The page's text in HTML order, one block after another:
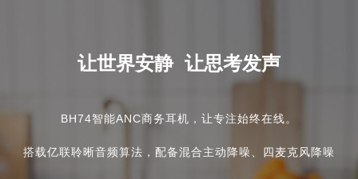
让世界安静 让思考发声
BH74智能ANC商务耳机，让专注始终在线。
搭载亿联聆晰音频算法，配备混合主动降噪、四麦克风降噪